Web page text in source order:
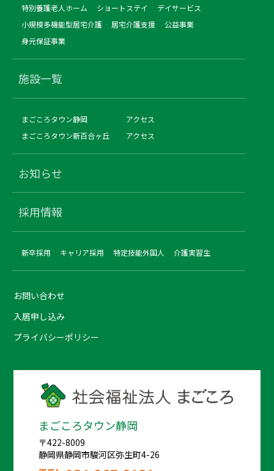
特別養護老人ホーム ショートステイ
デイサービス
小規模多機能型居宅介護
居宅介護支援
公益事業
身元保証事業
施設一覧
まごころタウン静岡
アクセス
まごころタウン新百合ヶ丘
アクセス
お知らせ
採用情報
新卒採用 キャリア採用 特定技能外国人 介護実習生
お問い合わせ
入居申し込み
プライバシーポリシー
まごころタウン静岡
〒422-8009
静岡県静岡市駿河区弥生町4-26